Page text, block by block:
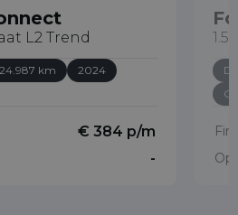
L2 Trend
24.987 km
2024
€ 384 p/m
-
1.5